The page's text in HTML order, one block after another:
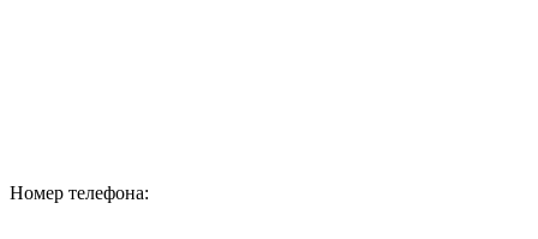
Номер телефона: